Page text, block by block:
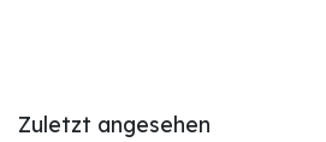
Zuletzt angesehen